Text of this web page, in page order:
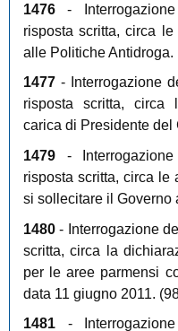
1476-
risposta scritta, circa
alle Politiche Antidroga.
1477- Interrogazione
risposta scritta, circa
carica di Presidente del
1479-
risposta scritta, circa le
si sollecitare il Governo
1480- Interrogazione
scritta, circa la
per le aree parmensi
data 11 giugno 2011.
1481-